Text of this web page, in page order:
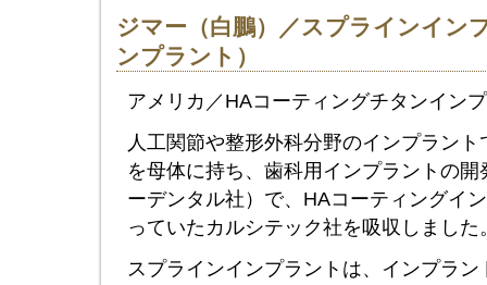
ジマー（白鵬）／スプラインイン
ンプラント）
アメリカ／HAコーティングチタンイン
人工関節や整形外科分野のインプラン
を母体に持ち、歯科用インプラントの
ーデンタル社）で、HAコーティングイ
っていたカルシテック社を吸収しました
スプラインインプラントは、インプラ